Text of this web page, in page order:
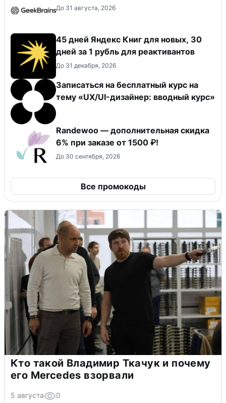
До 31 августа, 2026
45 дней Яндекс Книг для новых, 30
дней за 1 рубль для реактивантов
До 31 декабря, 2026
Записаться на бесплатный курс на
тему «UX/UI-дизайнер: вводный курс»
Randewoo — дополнительная скидка
6% при заказе от 1500 ₽!
До 30 сентября, 2026
Все промокоды
Кто такой Владимир Ткачук и почему
его Mercedes взорвали
5 августа 0